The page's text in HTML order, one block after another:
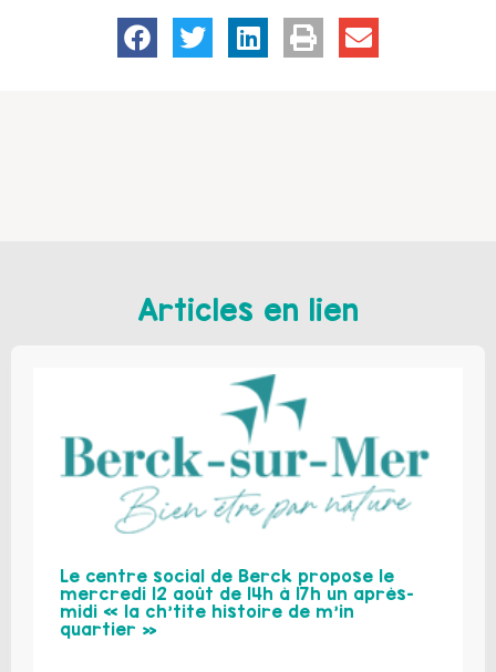
Articles en lien
Le centre social de Berck propose le
mercredi 12 août de 14h à 17h un après-
midi « la ch’tite histoire de m’in
quartier »